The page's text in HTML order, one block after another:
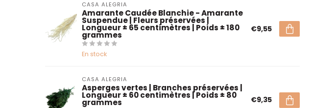
CASA ALEGRIA
Amarante Caudée Blanchie - Amarante
Suspendue | Fleurs préservées |
Longueur ± 65 centimètres | Poids ± 180
grammes
En stock
€9,55
CASA ALEGRIA
Asperges vertes | Branches préservées |
Longueur ± 60 centimètres | Poids ± 80
grammes €9,35